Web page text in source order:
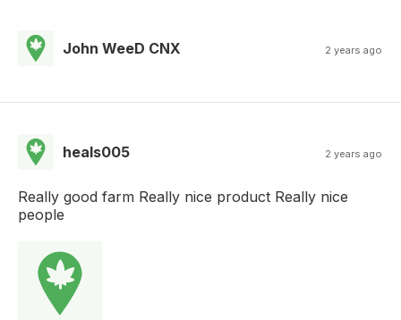
John WeeD CNX 2 years ago
heals005 2 years ago
Really good farm Really nice product Really nice
people